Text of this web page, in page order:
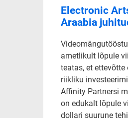
Electronic
Araabia
ametlikult lõpule
teatas, et
riikliku
Affinity Partnersi
on edukalt lõpule
dollari suurune